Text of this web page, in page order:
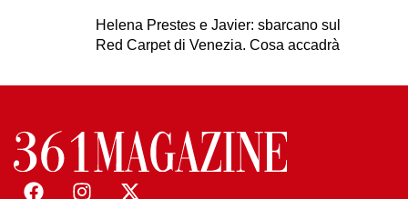
Helena Prestes e Javier: sbarcano sul
Red Carpet di Venezia. Cosa accadrà